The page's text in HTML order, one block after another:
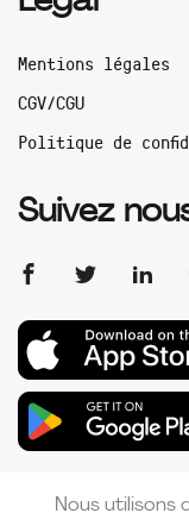
Mentions légales
CGV/CGU
Politique de
Suivez
Nous utilisons